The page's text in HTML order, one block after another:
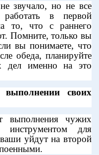
звучало, но не все
в первой
то, что с раннего
Помните, только вы
вы понимаете, что
обеда, планируйте
дел именно на это
своих
выполнения чужих
для
уйдут на второй